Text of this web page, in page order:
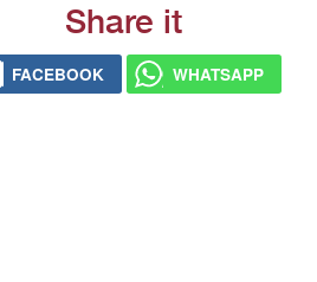
Share it
FACEBOOK WHATSAPP